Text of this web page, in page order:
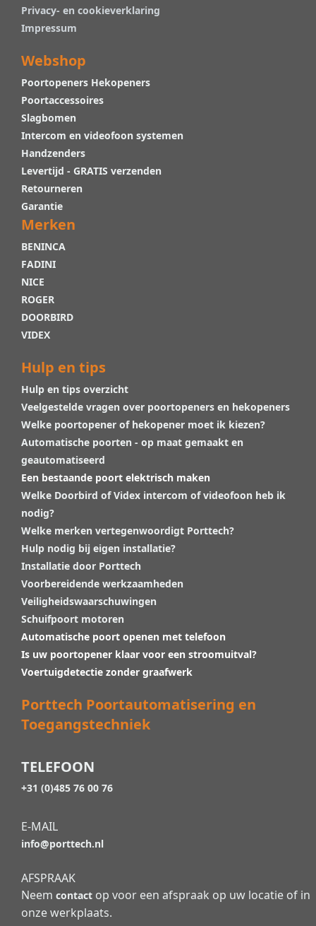
Privacy- en cookieverklaring
Impressum
Webshop
Poortopeners Hekopeners
Poortaccessoires
Slagbomen
Intercom en videofoon systemen
Handzenders
Levertijd - GRATIS verzenden
Retourneren
Garantie
Merken
BENINCA
FADINI
NICE
ROGER
DOORBIRD
VIDEX
Hulp en tips
Hulp en tips overzicht
Veelgestelde vragen over poortopeners en hekopeners
Welke poortopener of hekopener moet ik kiezen?
Automatische poorten - op maat gemaakt en
geautomatiseerd
Een bestaande poort elektrisch maken
Welke Doorbird of Videx intercom of videofoon heb ik
nodig?
Welke merken vertegenwoordigt Porttech?
Hulp nodig bij eigen installatie?
Installatie door Porttech
Voorbereidende werkzaamheden
Veiligheidswaarschuwingen
Schuifpoort motoren
Automatische poort openen met telefoon
Is uw poortopener klaar voor een stroomuitval?
Voertuigdetectie zonder graafwerk
Porttech Poortautomatisering en
Toegangstechniek
TELEFOON
+31 (0)485 76 00 76
E-MAIL
info@porttech.nl
AFSPRAAK
Neem contact op voor een afspraak op uw locatie of in
onze werkplaats.